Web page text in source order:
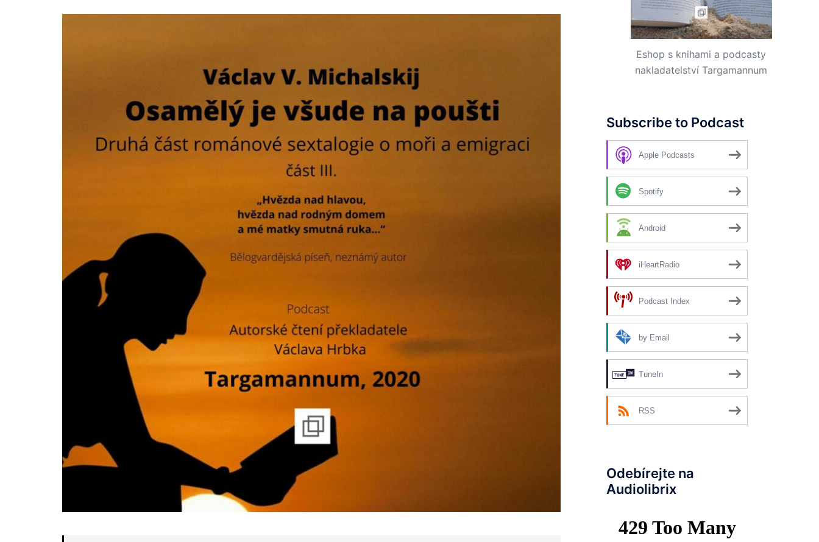
Eshop s knihami a podcasty
nakladatelství Targamannum
Subscribe to Podcast
Apple Podcasts
Spotify
Android
iHeartRadio
Podcast Index
by Email
TuneIn
RSS
Odebírejte na
Audiolibrix